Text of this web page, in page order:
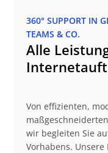
360° SUPPORT IN
TEAMS & CO.
Alle
Von effizienten,
wir begleiten Sie
Vorhabens.